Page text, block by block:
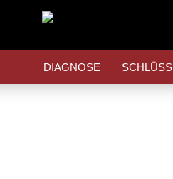
DIAGNOSE